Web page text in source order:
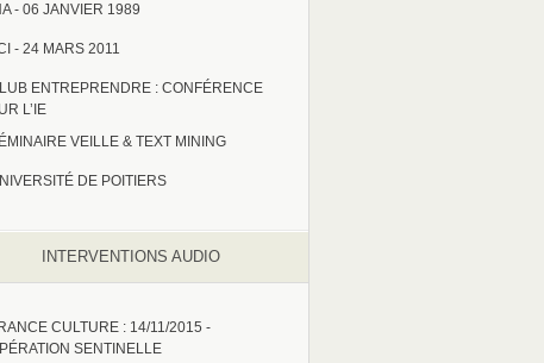
- 06 JANVIER 1989
- 24 MARS 2011
ENTREPRENDRE : CONFÉRENCE
L’IE
VEILLE & TEXT MINING
DE POITIERS
INTERVENTIONS AUDIO
CULTURE : 14/11/2015 -
SENTINELLE